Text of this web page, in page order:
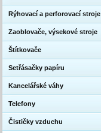
Rýhovací a perforovací stroje
Zaoblovače, výsekové stroje
Štítkovače
Setřásačky papíru
Kancelářské váhy
Telefony
Čističky vzduchu